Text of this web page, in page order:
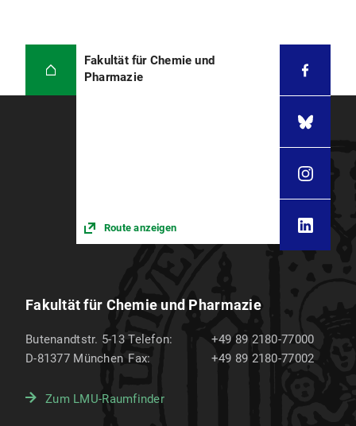
Fakultät für Chemie und
Pharmazie
Route anzeigen
Fakultät für Chemie und Pharmazie
Butenandtstr. 5-13
D-81377 München
Telefon:
+49 89 2180-77000
Fax:
+49 89 2180-77002
Zum LMU-Raumfinder